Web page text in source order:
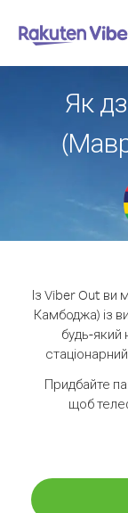
Як
Із Viber Out ви
Камбоджа) із
будь-
Придбайте
щоб